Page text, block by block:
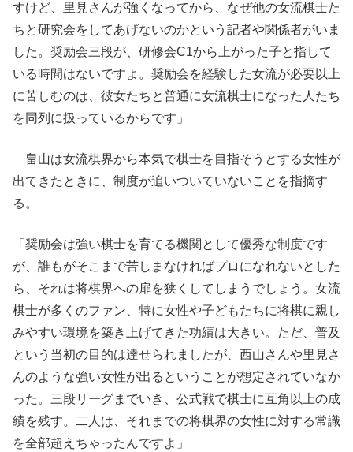
すけど、里見さんが強くなってから、なぜ他の女流棋士た
ちと研究会をしてあげないのかという記者や関係者がいま
した。奨励会三段が、研修会C1から上がった子と指して
いる時間はないですよ。奨励会を経験した女流が必要以上
に苦しむのは、彼女たちと普通に女流棋士になった人たち
を同列に扱っているからです」
畠山は女流棋界から本気で棋士を目指そうとする女性が
出てきたときに、制度が追いついていないことを指摘す
る。
「奨励会は強い棋士を育てる機関として優秀な制度です
が、誰もがそこまで苦しまなければプロになれないとした
ら、それは将棋界への扉を狭くしてしまうでしょう。女流
棋士が多くのファン、特に女性や子どもたちに将棋に親し
みやすい環境を築き上げてきた功績は大きい。ただ、普及
という当初の目的は達せられましたが、西山さんや里見さ
んのような強い女性が出るということが想定されていなか
った。三段リーグまでいき、公式戦で棋士に互角以上の成
績を残す。二人は、それまでの将棋界の女性に対する常識
を全部超えちゃったんですよ」